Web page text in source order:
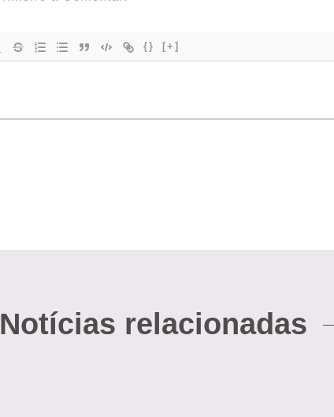
{} [+]
Notícias relacionadas